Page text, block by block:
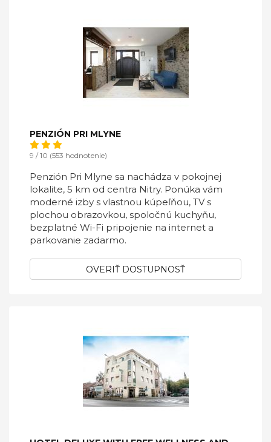
PENZIÓN PRI MLYNE
9 / 10 (553 hodnotenie)
Penzión Pri Mlyne sa nachádza v pokojnej
lokalite, 5 km od centra Nitry. Ponúka vám
moderné izby s vlastnou kúpeľňou, TV s
plochou obrazovkou, spoločnú kuchyňu,
bezplatné Wi-Fi pripojenie na internet a
parkovanie zadarmo.
OVERIŤ DOSTUPNOSŤ